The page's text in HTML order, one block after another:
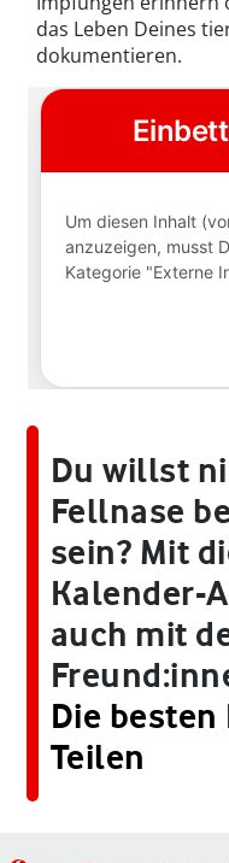
das Leben Deines
dokumentieren.
Du willst
Fellnase
sein? Mit
Kalender-
auch mit
Die
Teilen